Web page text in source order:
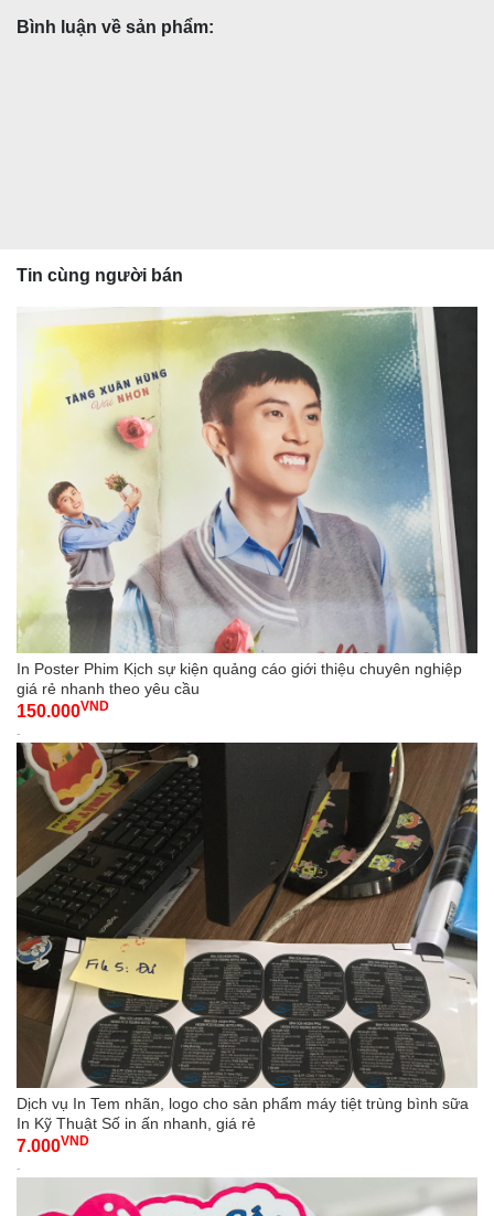
Bình luận về sản phẩm:
Tin cùng người bán
In Poster Phim Kịch sự kiện quảng cáo giới thiệu chuyên nghiệp
giá rẻ nhanh theo yêu cầu
150.000VND
-
Dịch vụ In Tem nhãn, logo cho sản phẩm máy tiệt trùng bình sữa
In Kỹ Thuật Số in ấn nhanh, giá rẻ
7.000VND
-